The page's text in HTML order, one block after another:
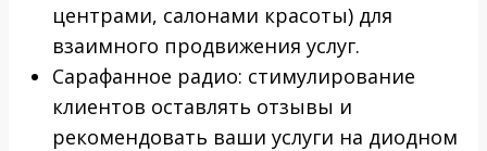
центрами, салонами красоты) для
взаимного продвижения услуг.
Сарафанное радио: стимулирование
клиентов оставлять отзывы и
рекомендовать ваши услуги на диодном